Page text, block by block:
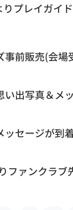
りプレイガイ
事前販売(会場
い出写真＆メ
セージが到
ファンクラ